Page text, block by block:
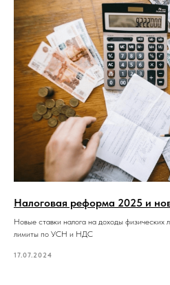
Налоговая реформа 2025 и
Новые ставки налога на доходы физических
лимиты по УСН и НДС
17.07.2024